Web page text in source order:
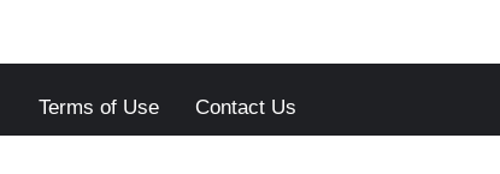
Terms of Use Contact Us